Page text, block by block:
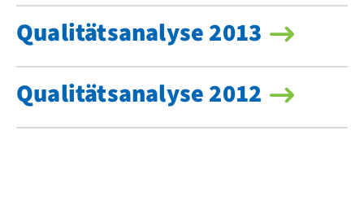
Qualitätsanalyse 2013
Qualitätsanalyse 2012